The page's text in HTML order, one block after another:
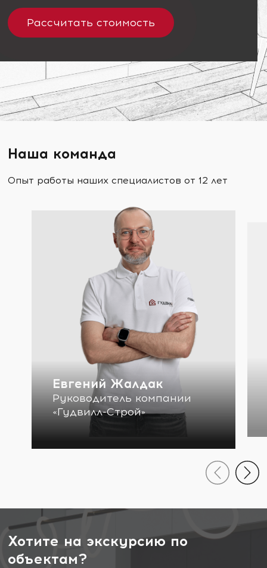
Рассчитать стоимость
Наша команда
Опыт работы наших специалистов от 12 лет
Евгений Жалдак
Руководитель компании
«Гудвилл-Строй»
Хотите на экскурсию по
объектам?